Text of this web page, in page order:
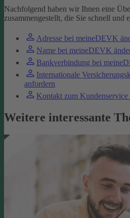
Nachfolgend haben wir Ihnen eine
zusammengestellt, die Sie schnell und
Adresse bei meineDEVK
Name bei meineDEVK
Bankverbindung bei
Internationale
anfordern
Kontakt zum Kundenservice
Weitere interessante